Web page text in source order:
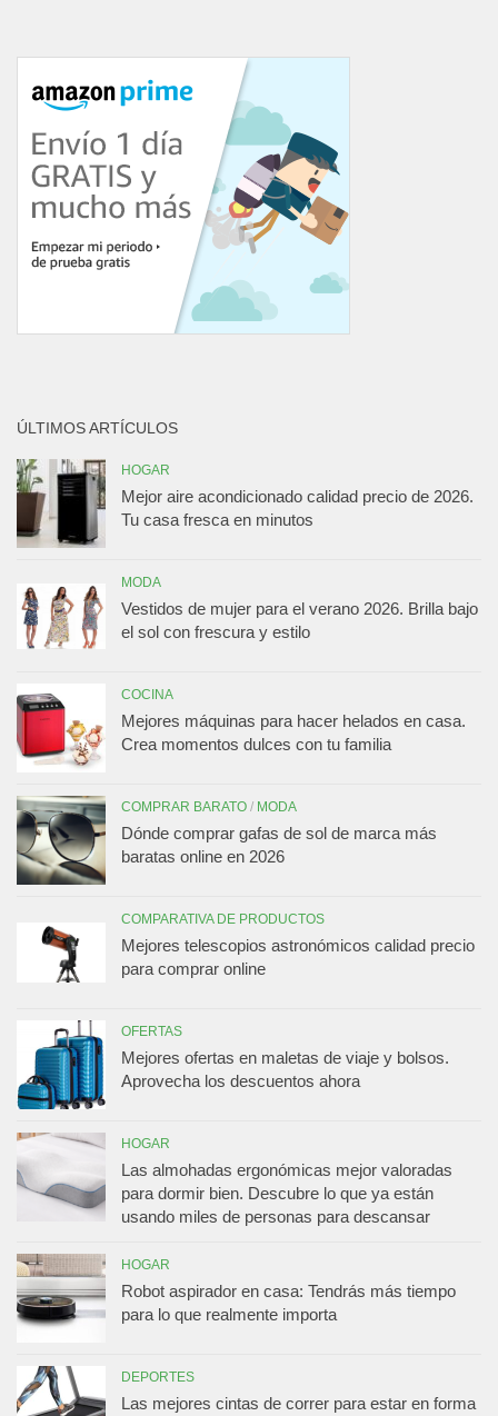
ÚLTIMOS ARTÍCULOS
HOGAR
Mejor aire acondicionado calidad precio de 2026.
Tu casa fresca en minutos
MODA
Vestidos de mujer para el verano 2026. Brilla bajo
el sol con frescura y estilo
COCINA
Mejores máquinas para hacer helados en casa.
Crea momentos dulces con tu familia
COMPRAR BARATO / MODA
Dónde comprar gafas de sol de marca más
baratas online en 2026
COMPARATIVA DE PRODUCTOS
Mejores telescopios astronómicos calidad precio
para comprar online
OFERTAS
Mejores ofertas en maletas de viaje y bolsos.
Aprovecha los descuentos ahora
HOGAR
Las almohadas ergonómicas mejor valoradas
para dormir bien. Descubre lo que ya están
usando miles de personas para descansar
HOGAR
Robot aspirador en casa: Tendrás más tiempo
para lo que realmente importa
DEPORTES
Las mejores cintas de correr para estar en forma